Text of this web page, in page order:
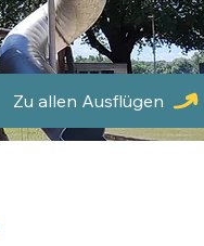
Zu allen Ausflügen